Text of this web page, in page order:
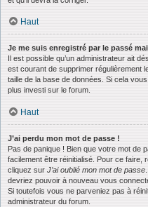
Haut
Je me suis enregistré par le passé
Il est possible qu’un administrateur ait
est courant de supprimer régulièrement
taille de la base de données. Si cela
plus investi sur le forum.
Haut
J’ai perdu mon mot de passe !
Pas de panique ! Bien que votre mot de
facilement être réinitialisé. Pour ce faire,
cliquez sur J’ai oublié mon mot de passe
devriez pouvoir à nouveau vous
Si toutefois vous ne parveniez pas à
administrateur du forum.